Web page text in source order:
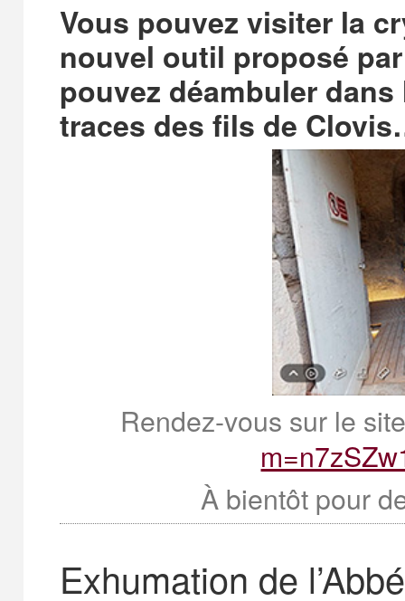
Vous pouvez visiter la
nouvel outil proposé
pouvez déambuler
traces des fils de
Rendez-vous sur le
À bientôt pour
Exhumation de